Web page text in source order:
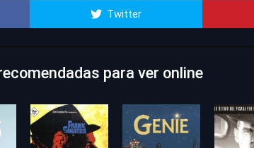
Twitter
para ver online